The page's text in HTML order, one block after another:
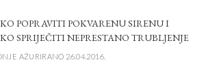
POPRAVITI POKVARENU SIRENU I
SPRIJEČITI NEPRESTANO TRUBLJENJE
AŽURIRANO 26.04.2016.